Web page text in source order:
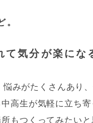
て気分が楽にな
みがたくさんあり
高生が気軽に立ち寄
もつくってみたいと